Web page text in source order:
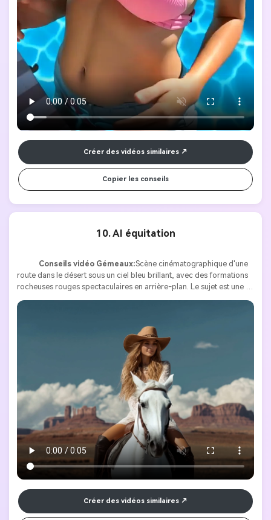
Créer des vidéos similaires
Copier les conseils
10. AI équitation
Conseils vidéo Gémeaux:Scène cinématographique d'une
route dans le désert sous un ciel bleu brillant, avec des formations
rocheuses rouges spectaculaires en arrière-plan. Le sujet est une
femme vêtue d’une robe de dentelle blanche fluide, d’un chapeau
cheveux et sa jupe. Elle jeta un coup d’œil soudain à sa gauche et
commença à marcher délibérément vers le côté du cadre. La
caméra la suivit en douceur alors qu’elle s’approchait d’un
majestueux cheval blanc qui attendait à proximité. Elle monta
gracieusement à son cheval, ajuste sa posture et commence à
monter en avant dans le désert ouvert. La caméra suit avec un
mouvement régulier et fluide, capturant de vastes plans de
paysages et des gros plans de son expression déterminée et du
mouvement du cheval. Le soleil chaud rehausse la texture de la
jupe.
Créer des vidéos similaires